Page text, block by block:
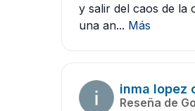
y salir del caos de la
una an... Más
inma lopez
Reseña de